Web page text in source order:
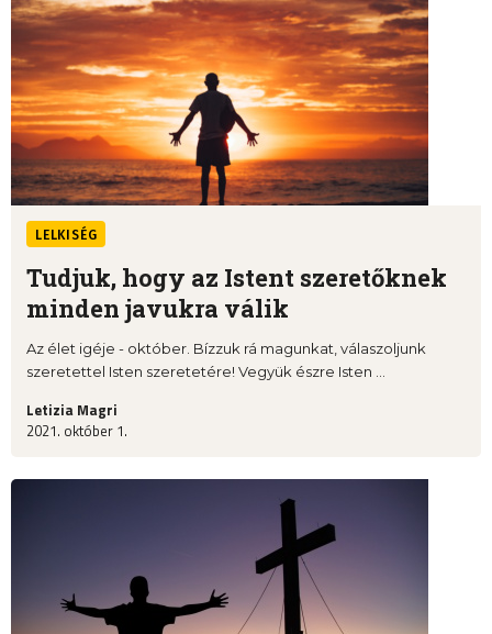
LELKISÉG
Tudjuk, hogy az Istent szeretőknek
minden javukra válik
Az élet igéje - október. Bízzuk rá magunkat, válaszoljunk
szeretettel Isten szeretetére! Vegyük észre Isten ...
Letizia Magri
2021. október 1.